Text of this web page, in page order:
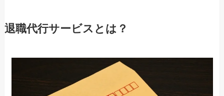
退職代行サービスとは？